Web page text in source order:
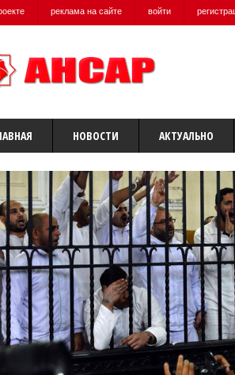
реклама на сайте войти
НОВОСТИ АКТУАЛЬНО